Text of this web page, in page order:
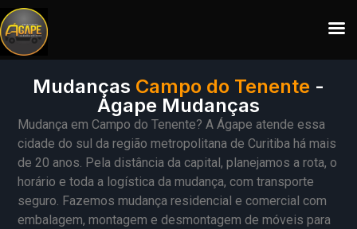
Mudanças Campo do Tenente -
Ágape Mudanças
Mudança em Campo do Tenente? A Ágape atende essa
cidade do sul da região metropolitana de Curitiba há mais
de 20 anos. Pela distância da capital, planejamos a rota, o
horário e toda a logística da mudança, com transporte
seguro. Fazemos mudança residencial e comercial com
embalagem, montagem e desmontagem de móveis para